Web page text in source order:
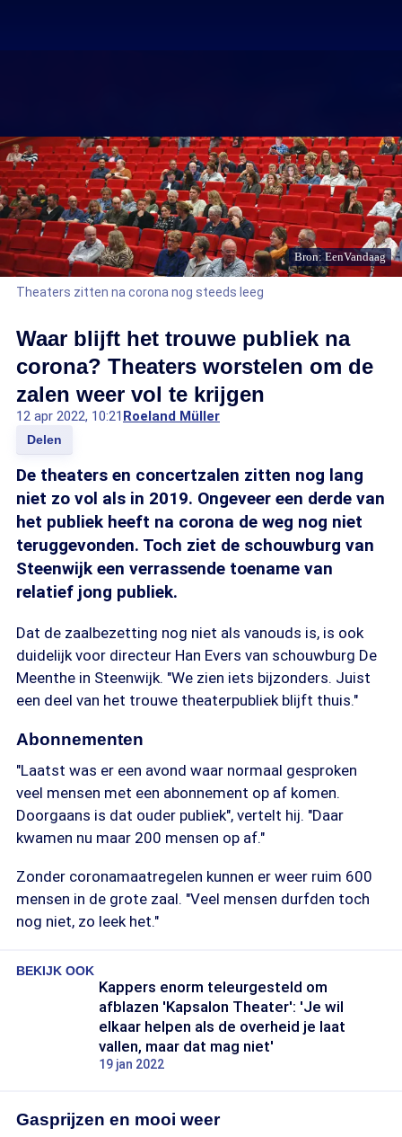
Bron: EenVandaag
Theaters zitten na corona nog steeds leeg
Waar blijft het trouwe publiek na
corona? Theaters worstelen om de
zalen weer vol te krijgen
12 apr 2022, 10:21 Roeland Müller
Delen
De theaters en concertzalen zitten nog lang
niet zo vol als in 2019. Ongeveer een derde van
het publiek heeft na corona de weg nog niet
teruggevonden. Toch ziet de schouwburg van
Steenwijk een verrassende toename van
relatief jong publiek.
Dat de zaalbezetting nog niet als vanouds is, is ook
duidelijk voor directeur Han Evers van schouwburg De
Meenthe in Steenwijk. "We zien iets bijzonders. Juist
een deel van het trouwe theaterpubliek blijft thuis."
Abonnementen
"Laatst was er een avond waar normaal gesproken
veel mensen met een abonnement op af komen.
Doorgaans is dat ouder publiek", vertelt hij. "Daar
kwamen nu maar 200 mensen op af."
Zonder coronamaatregelen kunnen er weer ruim 600
mensen in de grote zaal. "Veel mensen durfden toch
nog niet, zo leek het."
BEKIJK OOK
Kappers enorm teleurgesteld om
afblazen 'Kapsalon Theater': 'Je wil
elkaar helpen als de overheid je laat
vallen, maar dat mag niet'
19 jan 2022
Gasprijzen en mooi weer